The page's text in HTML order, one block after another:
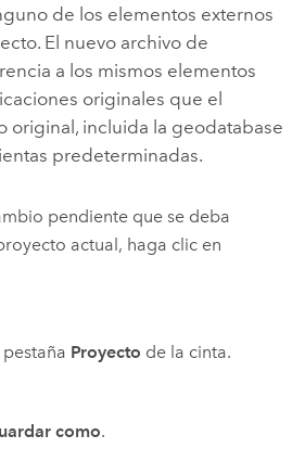
de los elementos externos
El nuevo archivo de
a los mismos elementos
originales que el
original, incluida la geodatabase
predeterminadas.
pendiente que se deba
actual, haga clic en
Proyecto de la cinta.
como.